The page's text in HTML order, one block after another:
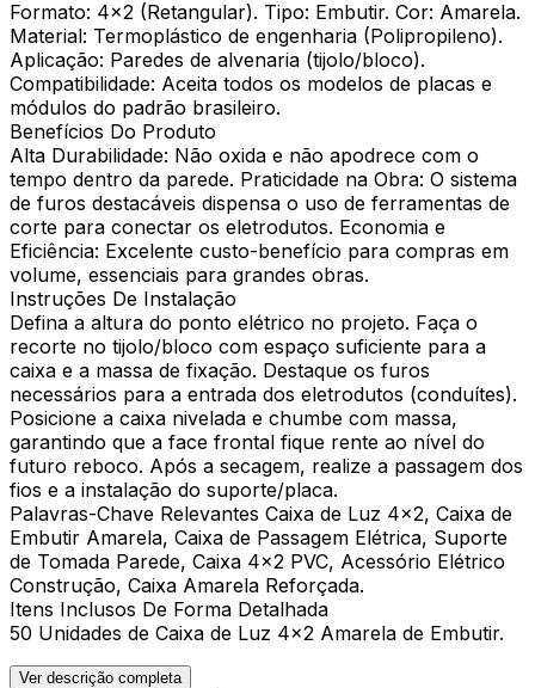
Formato: 4x2 (Retangular). Tipo: Embutir. Cor: Amarela.
Material: Termoplástico de engenharia (Polipropileno).
Aplicação: Paredes de alvenaria (tijolo/bloco).
Compatibilidade: Aceita todos os modelos de placas e
módulos do padrão brasileiro.
Benefícios Do Produto
Alta Durabilidade: Não oxida e não apodrece com o
tempo dentro da parede. Praticidade na Obra: O sistema
de furos destacáveis dispensa o uso de ferramentas de
corte para conectar os eletrodutos. Economia e
Eficiência: Excelente custo-benefício para compras em
volume, essenciais para grandes obras.
Instruções De Instalação
Defina a altura do ponto elétrico no projeto. Faça o
recorte no tijolo/bloco com espaço suficiente para a
caixa e a massa de fixação. Destaque os furos
necessários para a entrada dos eletrodutos (conduítes).
Posicione a caixa nivelada e chumbe com massa,
garantindo que a face frontal fique rente ao nível do
futuro reboco. Após a secagem, realize a passagem dos
fios e a instalação do suporte/placa.
Palavras-Chave Relevantes Caixa de Luz 4x2, Caixa de
Embutir Amarela, Caixa de Passagem Elétrica, Suporte
de Tomada Parede, Caixa 4x2 PVC, Acessório Elétrico
Construção, Caixa Amarela Reforçada.
Itens Inclusos De Forma Detalhada
50 Unidades de Caixa de Luz 4x2 Amarela de Embutir.
Ver descrição completa